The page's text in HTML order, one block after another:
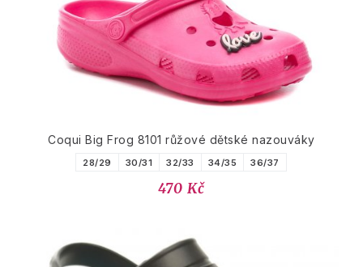
Coqui Big Frog 8101 růžové dětské nazouváky
28/29 30/31 32/33 34/35 36/37
470 Kč